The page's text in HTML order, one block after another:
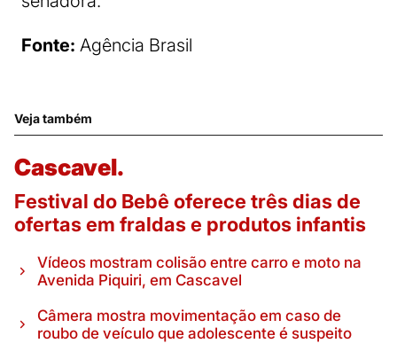
Fonte: Agência Brasil
Veja também
Cascavel.
Festival do Bebê oferece três dias de
ofertas em fraldas e produtos infantis
Vídeos mostram colisão entre carro e moto na
Avenida Piquiri, em Cascavel
Câmera mostra movimentação em caso de
roubo de veículo que adolescente é suspeito